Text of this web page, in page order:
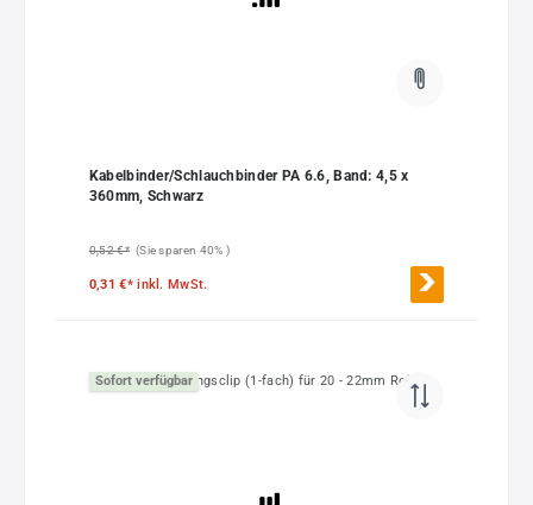
Kabelbinder/Schlauchbinder PA 6.6, Band: 4,5 x
360mm, Schwarz
0,52 €* (Sie sparen 40% )
0,31 €*inkl. MwSt.
Sofort verfügbar